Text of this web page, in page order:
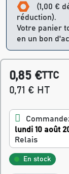
(1,00 €
réduction).
Votre panier
en un bon
0,85 €TTC
0,71 € HT
lundi 10 août
Relais
En stock